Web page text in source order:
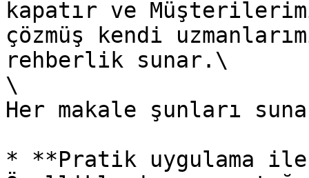
kapatır ve
çözmüş kendi
rehberlik sunar.\
\
Her makale şunları
* **Pratik uygulama